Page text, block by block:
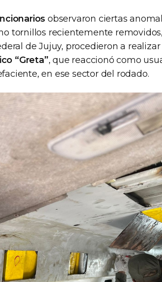
observaron ciertas
tornillos recientemente
de Jujuy, procedieron a
“Greta”, que reaccionó como
en ese sector del rodado.